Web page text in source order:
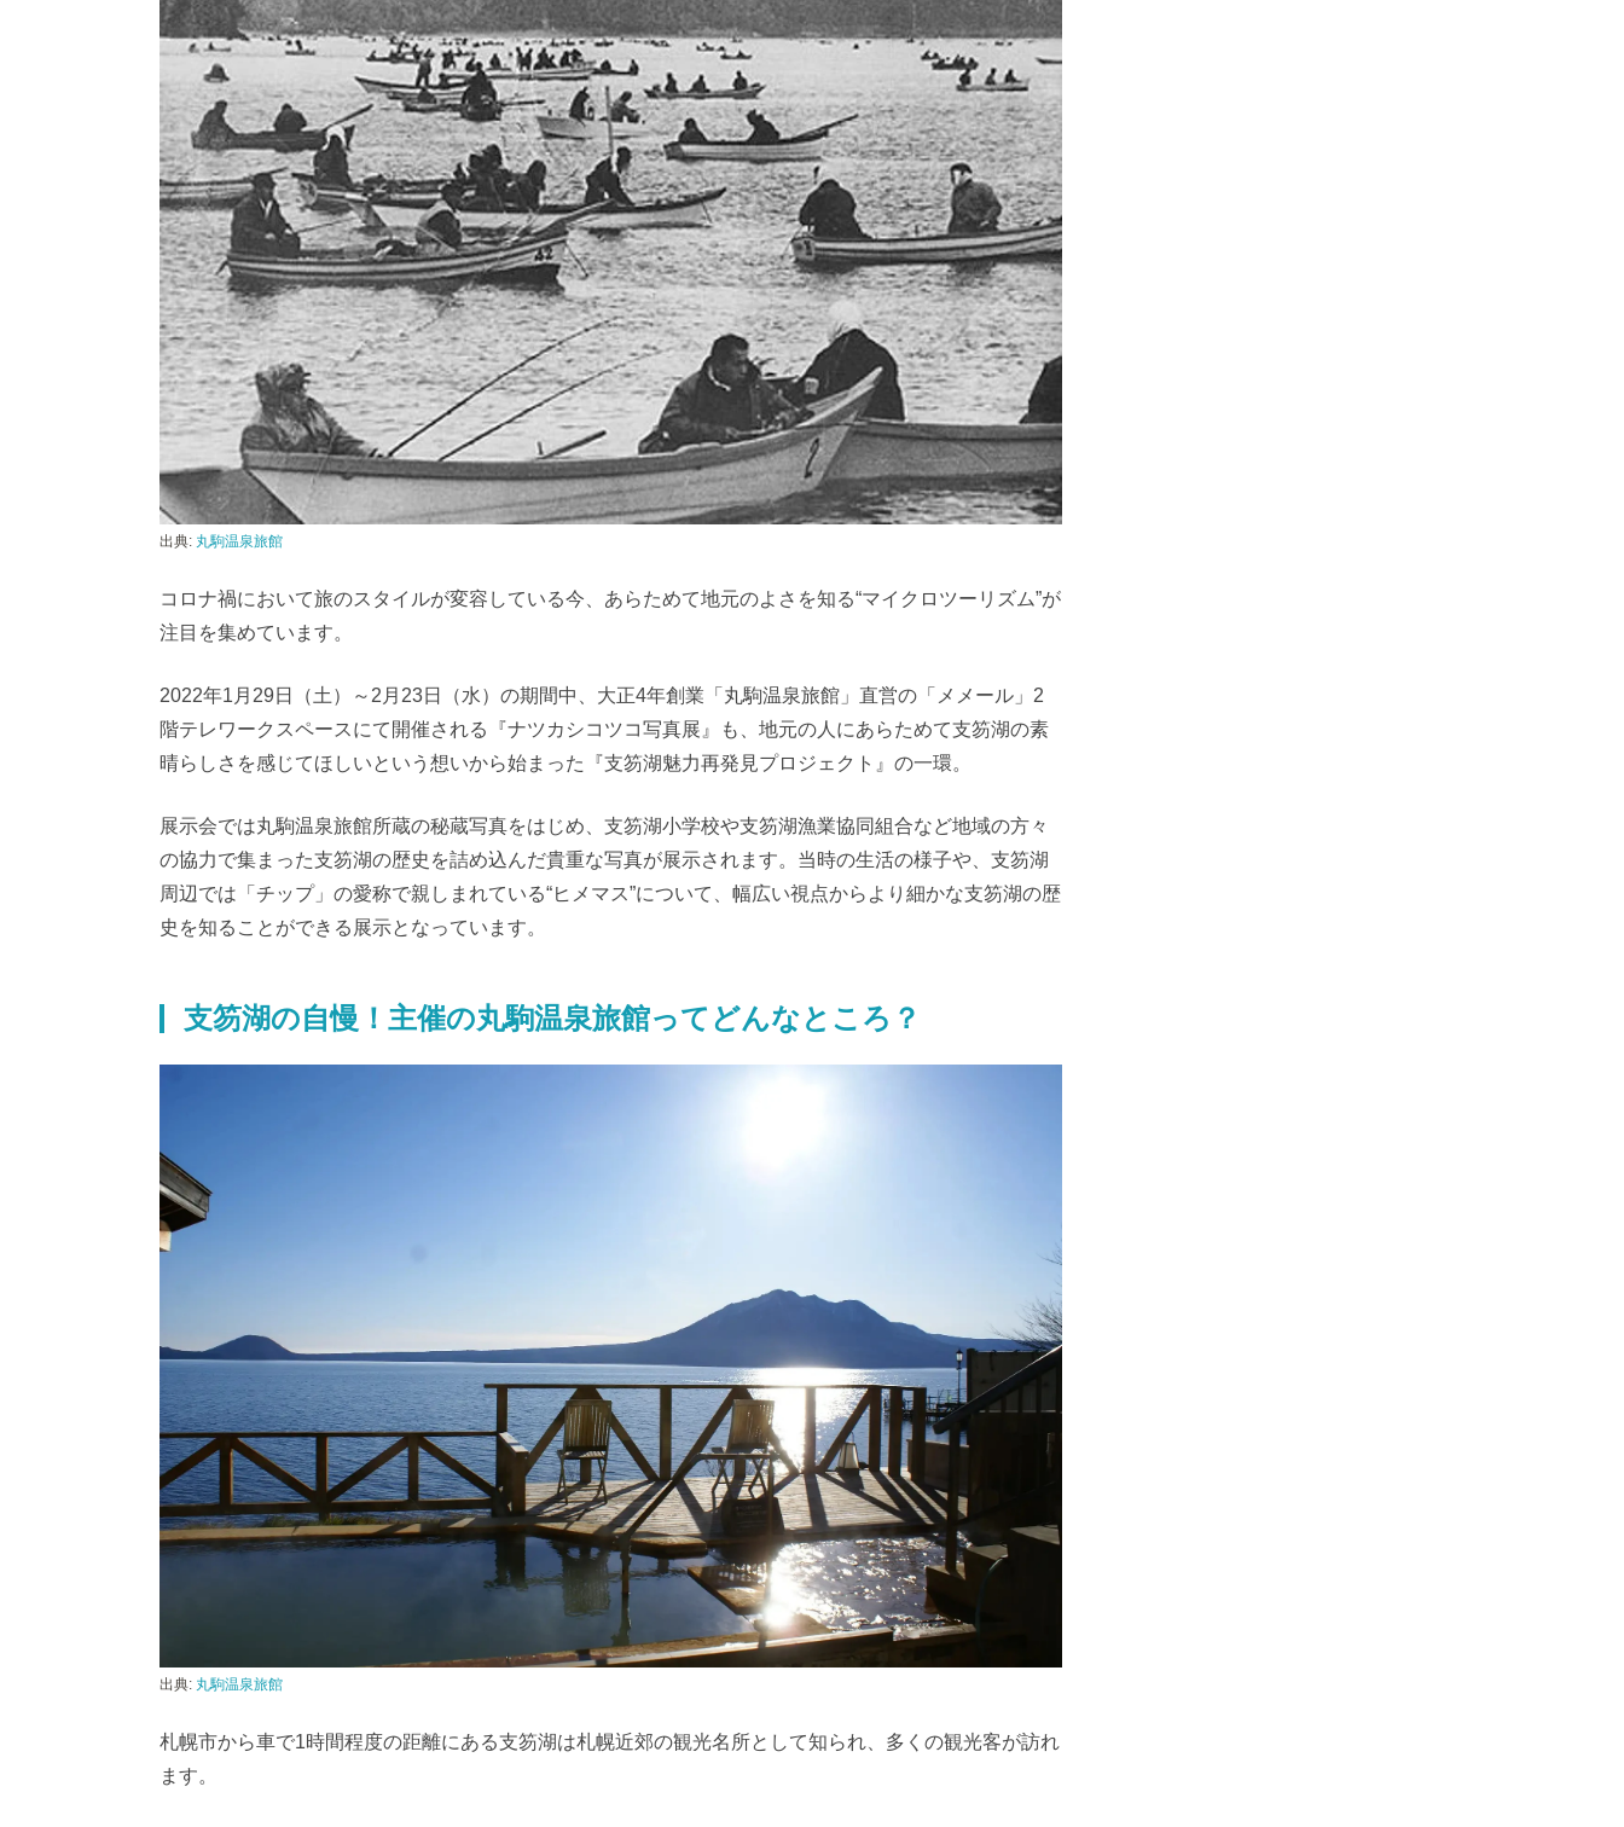
出典: 丸駒温泉旅館
コロナ禍において旅のスタイルが変容している今、あらためて地元のよさを知る“マイクロツーリズム”が
注目を集めています。
2022年1月29日（土）～2月23日（水）の期間中、大正4年創業「丸駒温泉旅館」直営の「メメール」2
階テレワークスペースにて開催される『ナツカシコツコ写真展』も、地元の人にあらためて支笏湖の素
晴らしさを感じてほしいという想いから始まった『支笏湖魅力再発見プロジェクト』の一環。
展示会では丸駒温泉旅館所蔵の秘蔵写真をはじめ、支笏湖小学校や支笏湖漁業協同組合など地域の方々
の協力で集まった支笏湖の歴史を詰め込んだ貴重な写真が展示されます。当時の生活の様子や、支笏湖
周辺では「チップ」の愛称で親しまれている“ヒメマス”について、幅広い視点からより細かな支笏湖の歴
史を知ることができる展示となっています。
支笏湖の自慢！主催の丸駒温泉旅館ってどんなところ？
出典: 丸駒温泉旅館
札幌市から車で1時間程度の距離にある支笏湖は札幌近郊の観光名所として知られ、多くの観光客が訪れ
ます。